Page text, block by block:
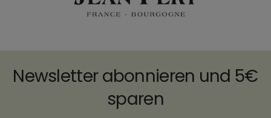
Newsletter abonnieren und 5€
sparen